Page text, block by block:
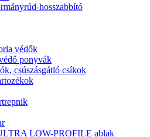
hosszabbító
védők
ponyvák
csúszásgátló csíkok
LOW-PROFILE ablak